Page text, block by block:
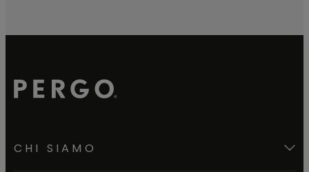
CHI SIAMO